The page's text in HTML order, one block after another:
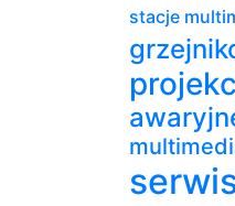
stacje